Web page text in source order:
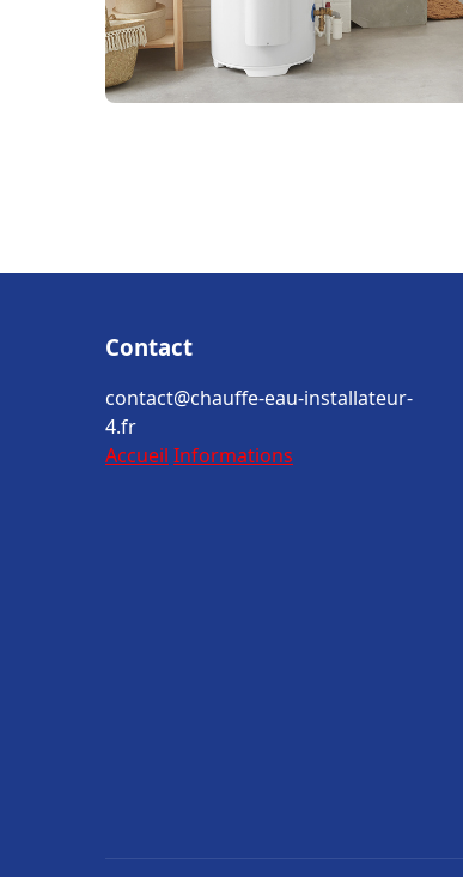
Contact
contact@chauffe-eau-installateur-
4.fr
Accueil Informations